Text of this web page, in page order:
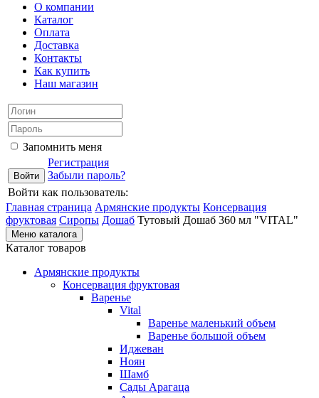
О компании
Каталог
Оплата
Доставка
Контакты
Как купить
Наш магазин
Запомнить меня
Регистрация
Забыли пароль?
Войти как пользователь:
Главная страница Армянские продукты Консервация
фруктовая Сиропы Дошаб Тутовый Дошаб 360 мл "VITAL"
Меню каталога
Каталог товаров
Армянские продукты
Консервация фруктовая
Варенье
Vital
Варенье маленький объем
Варенье большой объем
Иджеван
Ноян
Шамб
Сады Арагаца